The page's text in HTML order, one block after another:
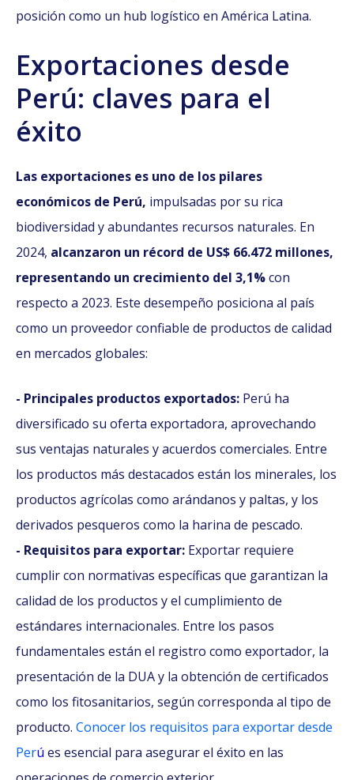
posición como un hub logístico en América Latina.
Exportaciones desde
Perú: claves para el
éxito
Las exportaciones es uno de los pilares
económicos de Perú, impulsadas por su rica
biodiversidad y abundantes recursos naturales. En
2024, alcanzaron un récord de US$ 66.472 millones,
representando un crecimiento del 3,1%con
respecto a 2023. Este desempeño posiciona al país
como un proveedor confiable de productos de calidad
en mercados globales:
- Principales productos exportados: Perú ha
diversificado su oferta exportadora, aprovechando
sus ventajas naturales y acuerdos comerciales. Entre
los productos más destacados están los minerales, los
productos agrícolas como arándanos y paltas, y los
derivados pesqueros como la harina de pescado.
- Requisitos para exportar: Exportar requiere
cumplir con normativas específicas que garantizan la
calidad de los productos y el cumplimiento de
estándares internacionales. Entre los pasos
fundamentales están el registro como exportador, la
presentación de la DUA y la obtención de certificados
como los fitosanitarios, según corresponda al tipo de
producto. Conocer los requisitos para exportar desde
Perú es esencial para asegurar el éxito en las